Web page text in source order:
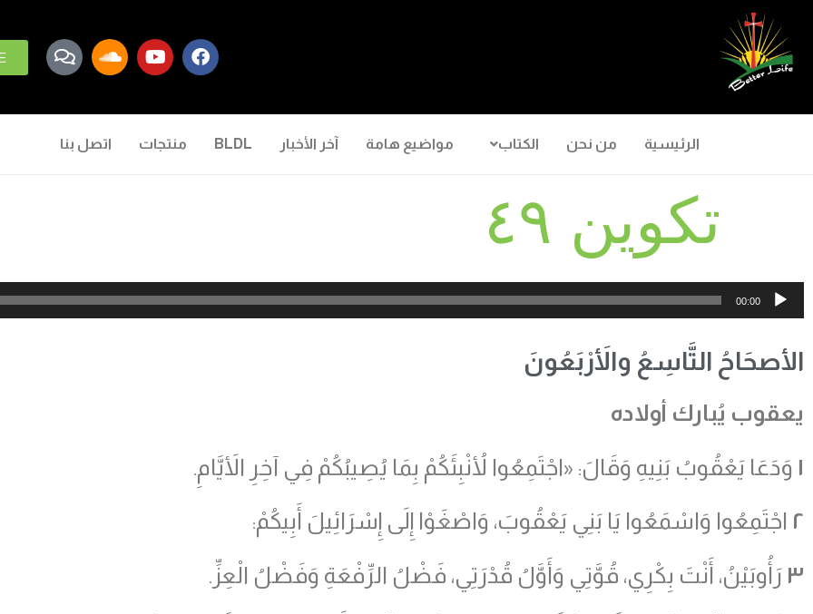
الرئيسية من نحن الكتاب مواضيع هامة آخر الأخبار BLDL منتجات اتصل بنا
تكوين ٤٩
مشغل
00:00
الأصحَاحُ التَّاسِعُ والأَرْبَعُونَ
يعقوب يُبارك أولاده
١ وَدَعَا يَعْقُوبُ بَنِيهِ وَقَالَ: «اجْتَمِعُوا لأُنْبِئَكُمْ بِمَا يُصِيبُكُمْ فِي آخِرِ الأَيَّامِ.
٢ اجْتَمِعُوا وَاسْمَعُوا يَا بَنِي يَعْقُوبَ، وَاصْغَوْا إِلَى إِسْرَائِيلَ أَبِيكُمْ:
٣ رَأُوبَيْنُ، أَنْتَ بِكْرِي، قُوَّتِي وَأَوَّلُ قُدْرَتِي، فَضْلُ الرِّفْعَةِ وَفَضْلُ الْعِزِّ.